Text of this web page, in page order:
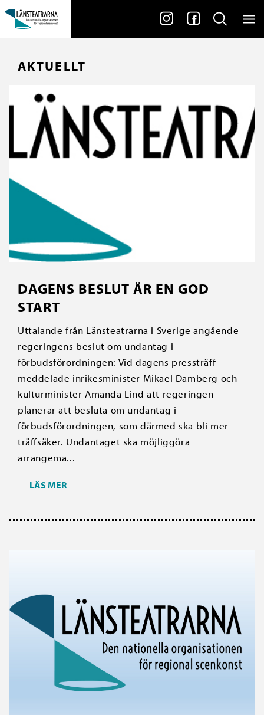
AKTUELLT
DAGENS BESLUT ÄR EN GOD
START
Uttalande från Länsteatrarna i Sverige angående
regeringens beslut om undantag i
förbudsförordningen: Vid dagens pressträff
meddelade inrikesminister Mikael Damberg och
kulturminister Amanda Lind att regeringen
planerar att besluta om undantag i
förbudsförordningen, som därmed ska bli mer
träffsäker. Undantaget ska möjliggöra
arrangema...
LÄS MER